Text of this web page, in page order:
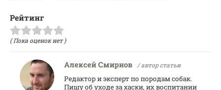
Рейтинг
( Пока оценок нет )
Алексей Смирнов / автор статьи
Редактор и эксперт по породам собак.
Пишу об уходе за хаски, их воспитании